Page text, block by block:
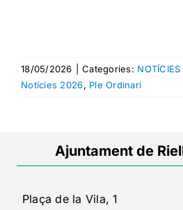
18/05/2026 Categories: NOTÍCIES
Notícies 2026, Ple Ordinari
Ajuntament de
Plaça de la Vila, 1